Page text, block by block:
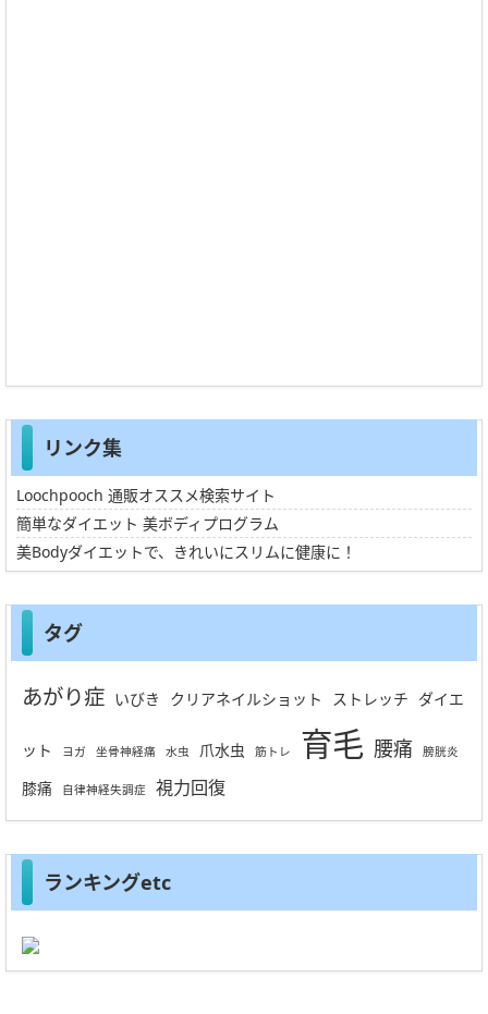
リンク集
Loochpooch 通販オススメ検索サイト
簡単なダイエット 美ボディプログラム
美Bodyダイエットで、きれいにスリムに健康に！
タグ
あがり症 いびき クリアネイルショット ストレッチ ダイエ
ット ヨガ 坐骨神経痛 水虫 爪水虫 筋トレ 育毛 腰痛 膀胱炎
膝痛 自律神経失調症 視力回復
ランキングetc